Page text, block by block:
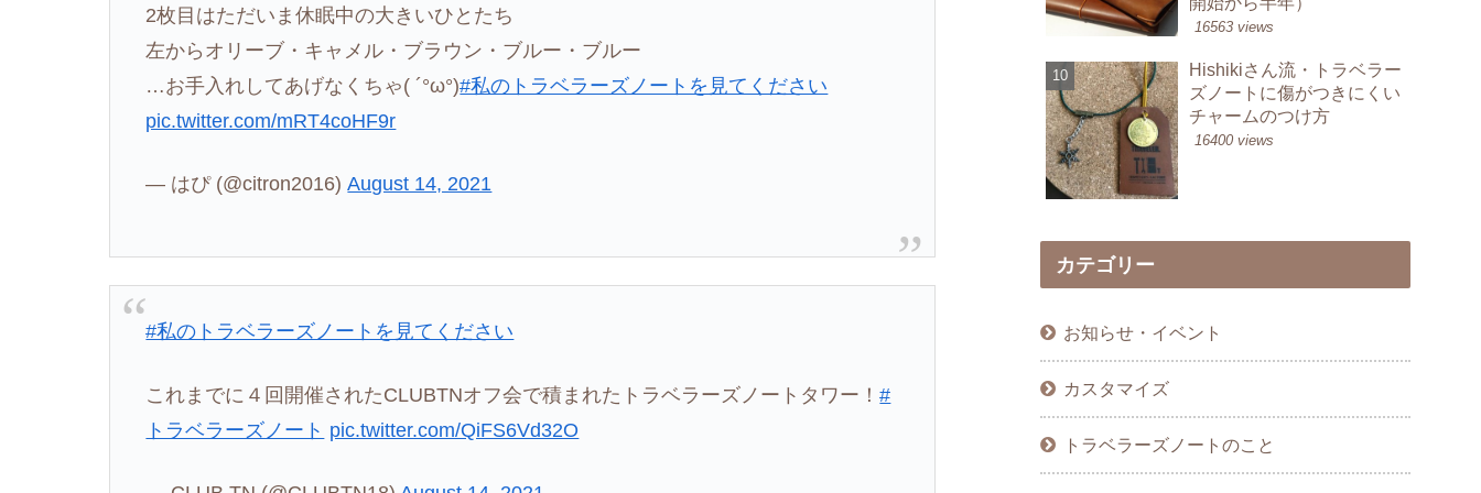
2枚目はただいま休眠中の大きいひとたち
左からオリーブ・キャメル・ブラウン・ブルー・ブルー
…お手入れしてあげなくちゃ( ´°ω°)#私のトラベラーズノートを見てください
pic.twitter.com/mRT4coHF9r
— はぴ (@citron2016)August 14, 2021
#私のトラベラーズノートを見てください
これまでに４回開催されたCLUBTNオフ会で積まれたトラベラーズノートタワー！#
トラベラーズノート pic.twitter.com/QiFS6Vd32O
16563 views
Hishikiさん流・トラベラー
ズノートに傷がつきにくい
チャームのつけ方
16400 views
カテゴリー
お知らせ・イベント
カスタマイズ
トラベラーズノートのこと